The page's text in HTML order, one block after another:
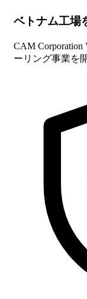
ベトナム工場
CAM Corporation
ーリング事業を開